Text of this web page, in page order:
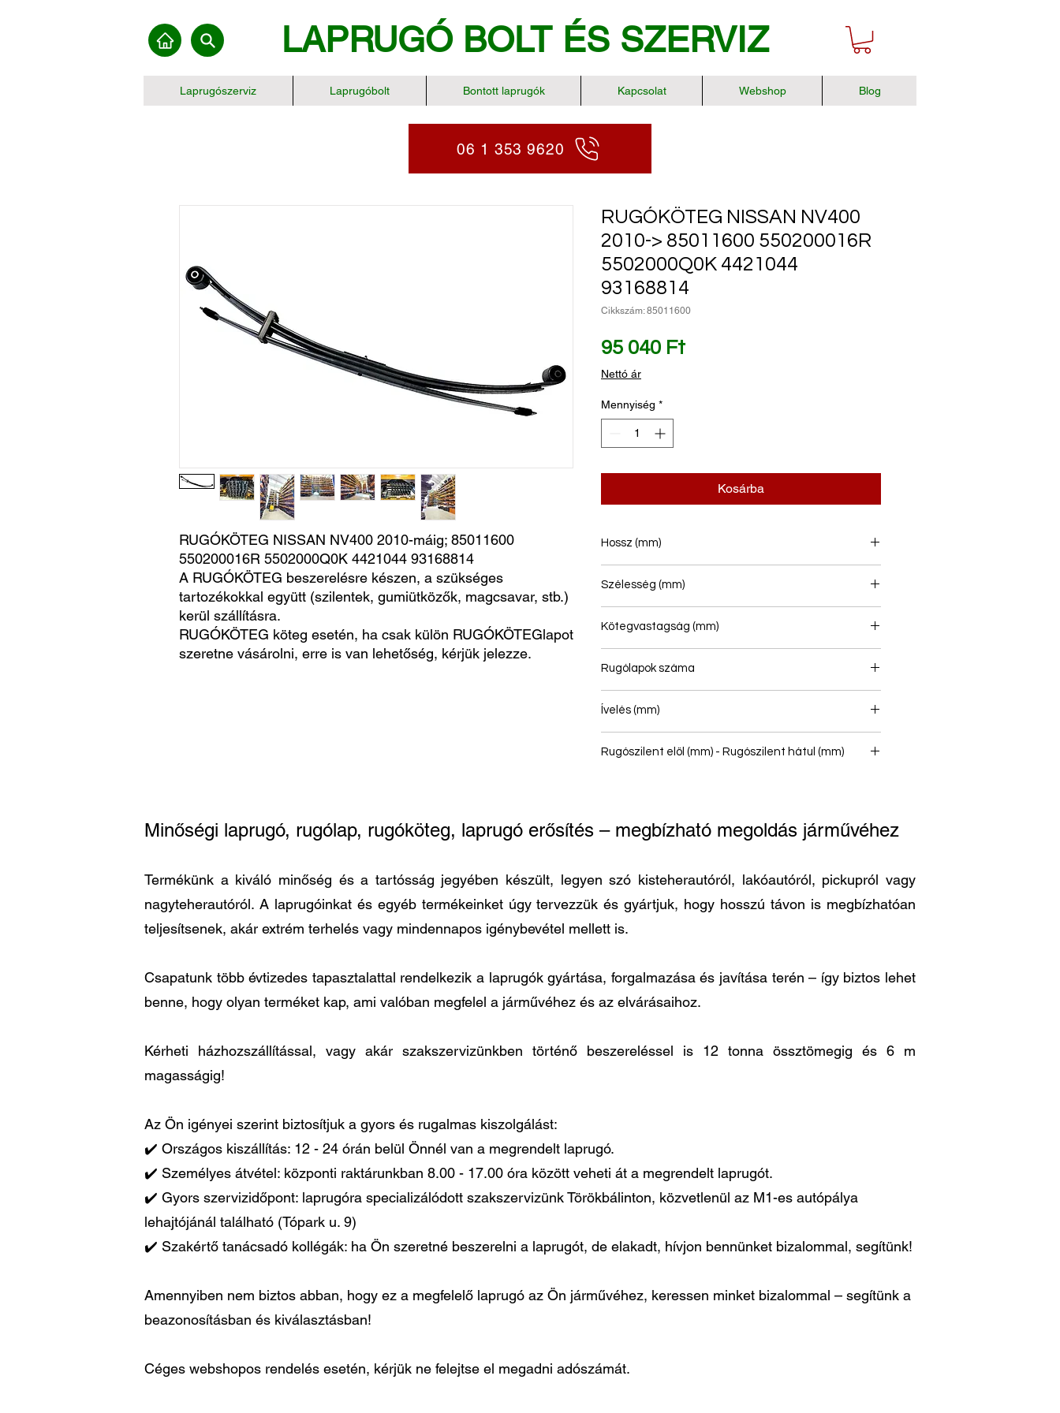
LAPRUGÓ BOLT ÉS SZERVIZ
Laprugószerviz Laprugóbolt Bontott laprugók Kapcsolat Webshop Blog
06 1 353 9620
RUGÓKÖTEG NISSAN NV400 2010-máig; 85011600
550200016R 5502000Q0K 4421044 93168814
A RUGÓKÖTEG beszerelésre készen, a szükséges
tartozékokkal együtt (szilentek, gumiütközők, magcsavar, stb.)
kerül szállításra.
RUGÓKÖTEG köteg esetén, ha csak külön RUGÓKÖTEGlapot
szeretne vásárolni, erre is van lehetőség, kérjük jelezze.
RUGÓKÖTEG NISSAN NV400
2010-> 85011600 550200016R
5502000Q0K 4421044
93168814
Cikkszám: 85011600
95 040 FtÁr
Nettó ár
Mennyiség *
Kosárba
Hossz (mm)
Szélesség (mm)
Kötegvastagság (mm)
Rugólapok száma
Ívelés (mm)
Rugószilent elöl (mm) - Rugószilent hátul (mm)
Minőségi laprugó, rugólap, rugóköteg, laprugó erősítés – megbízható megoldás járművéhez
Termékünk a kiváló minőség és a tartósság jegyében készült, legyen szó kisteherautóról, lakóautóról, pickupról vagy
nagyteherautóról. A laprugóinkat és egyéb termékeinket úgy tervezzük és gyártjuk, hogy hosszú távon is megbízhatóan
teljesítsenek, akár extrém terhelés vagy mindennapos igénybevétel mellett is.
Csapatunk több évtizedes tapasztalattal rendelkezik a laprugók gyártása, forgalmazása és javítása terén – így biztos lehet
benne, hogy olyan terméket kap, ami valóban megfelel a járművéhez és az elvárásaihoz.
Kérheti házhozszállítással, vagy akár szakszervizünkben történő beszereléssel is 12 tonna össztömegig és 6 m
magasságig!
Az Ön igényei szerint biztosítjuk a gyors és rugalmas kiszolgálást:
✔️ Országos kiszállítás: 12 - 24 órán belül Önnél van a megrendelt laprugó.
✔️ Személyes átvétel: központi raktárunkban 8.00 - 17.00 óra között veheti át a megrendelt laprugót.
✔️ Gyors szervizidőpont: laprugóra specializálódott szakszervizünk Törökbálinton, közvetlenül az M1-es autópálya
lehajtójánál található (Tópark u. 9)
✔️ Szakértő tanácsadó kollégák: ha Ön szeretné beszerelni a laprugót, de elakadt, hívjon bennünket bizalommal, segítünk!
Amennyiben nem biztos abban, hogy ez a megfelelő laprugó az Ön járművéhez, keressen minket bizalommal – segítünk a
beazonosításban és kiválasztásban!
Céges webshopos rendelés esetén, kérjük ne felejtse el megadni adószámát.